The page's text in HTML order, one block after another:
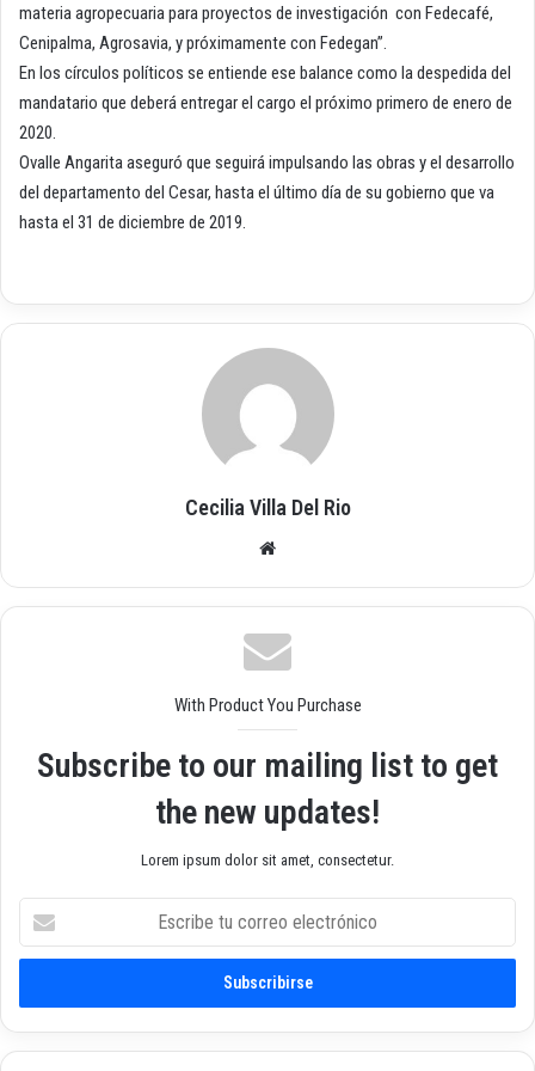
materia agropecuaria para proyectos de investigación con Fedecafé,
Cenipalma, Agrosavia, y próximamente con Fedegan”.
En los círculos políticos se entiende ese balance como la despedida del
mandatario que deberá entregar el cargo el próximo primero de enero de
2020.
Ovalle Angarita aseguró que seguirá impulsando las obras y el desarrollo
del departamento del Cesar, hasta el último día de su gobierno que va
hasta el 31 de diciembre de 2019.
Cecilia Villa Del Rio
we
With Product You Purchase
Subscribe to our mailing list to get
the new updates!
Lorem ipsum dolor sit amet, consectetur.
c
i
b